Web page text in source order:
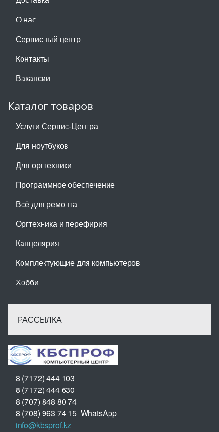
О нас
Сервисный центр
Контакты
Вакансии
Каталог товаров
Услуги Сервис-Центра
Для ноутбуков
Для оргтехники
Программное обеспечение
Всё для ремонта
Оргтехника и перефирия
Канцелярия
Комплектующие для компьютеров
Хобби
РАССЫЛКА
8 (7172) 444 103
8 (7172) 444 630
8 (707) 848 80 74
8 (708) 963 74 15 WhatsApp
info@kbsprof.kz